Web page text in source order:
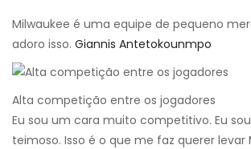
Milwaukee é uma equipe de pequeno
adoro isso. Giannis Antetokounmpo
Alta competição entre os jogadores
Eu sou um cara muito competitivo. Eu
teimoso. Isso é o que me faz querer levar